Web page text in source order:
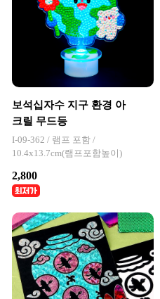
보석십자수 지구 환경 아
크릴 무드등
I-09-362 / 램프 포함 /
10.4x13.7cm(램프포함높이)
2,800